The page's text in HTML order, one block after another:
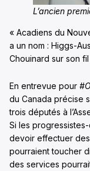
L’ancien
« Acadiens du
a un nom : Higgs-
Chouinard sur son fil
En entrevue pour
du Canada précise
trois députés à
Si les
devoir effectuer
pourraient toucher
des services